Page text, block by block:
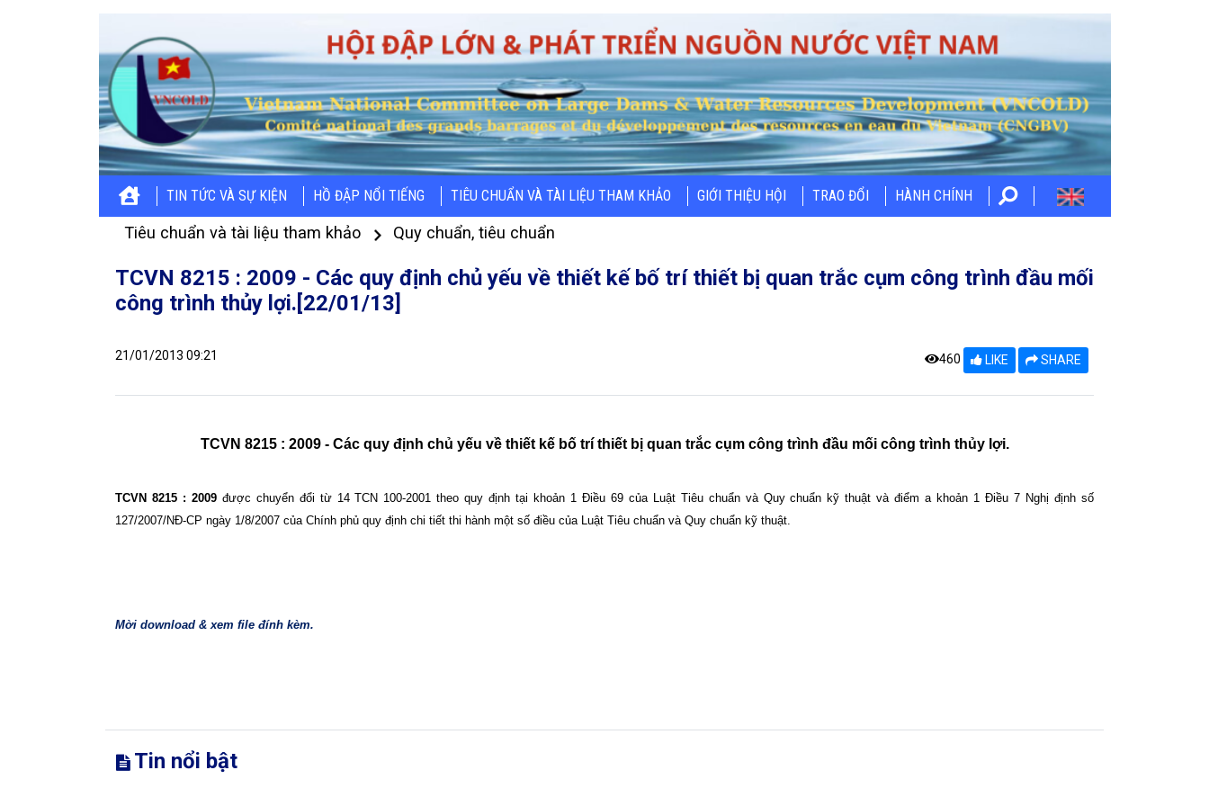
TIN TỨC VÀ SỰ KIỆN HỒ ĐẬP NỔI TIẾNG TIÊU CHUẨN VÀ TÀI LIỆU THAM KHẢO GIỚI THIỆU HỘI TRAO ĐỔI HÀNH CHÍNH
Tiêu chuẩn và tài liệu tham khảo Quy chuẩn, tiêu chuẩn
TCVN 8215 : 2009 - Các quy định chủ yếu về thiết kế bố trí thiết bị quan trắc cụm công trình đầu mối
công trình thủy lợi.[22/01/13]
21/01/2013 09:21 460 LIKE SHARE
TCVN 8215 : 2009 - Các quy định chủ yếu về thiết kế bố trí thiết bị quan trắc cụm công trình đầu mối công trình thủy lợi.
TCVN 8215 : 2009được chuyển đổi từ 14 TCN 100-2001 theo quy định tại khoản 1 Điều 69 của Luật Tiêu chuẩn và Quy chuẩn kỹ thuật và điểm a khoản 1 Điều 7 Nghị định số
127/2007/NĐ-CP ngày 1/8/2007 của Chính phủ quy định chi tiết thi hành một số điều của Luật Tiêu chuẩn và Quy chuẩn kỹ thuật.
Mời download & xem file đính kèm.
Tin nổi bật